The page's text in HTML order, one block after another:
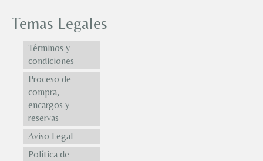
Temas Legales
Términos y
condiciones
Proceso de
compra,
encargos y
reservas
Aviso Legal
Política de